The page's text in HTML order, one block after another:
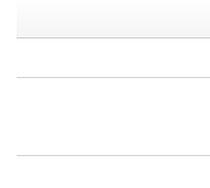
号
お届け日 8月12日（水）